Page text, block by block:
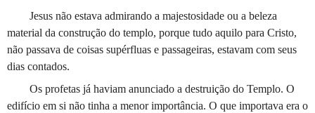
Jesus não estava admirando a majestosidade ou a beleza
material da construção do templo, porque tudo aquilo para Cristo,
não passava de coisas supérfluas e passageiras, estavam com seus
dias contados.
Os profetas já haviam anunciado a destruição do Templo. O
edifício em si não tinha a menor importância. O que importava era o